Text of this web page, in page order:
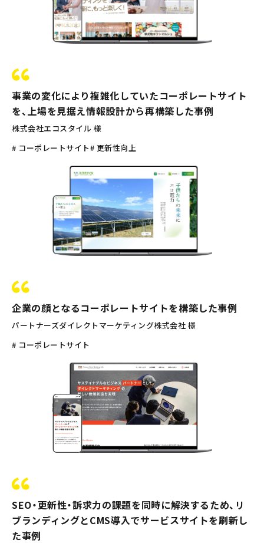
事業の変化により複雑化していたコーポレートサイト
を、上場を見据え情報設計から再構築した事例
株式会社エコスタイル 様
# コーポレートサイト# 更新性向上
企業の顔となるコーポレートサイトを構築した事例
パートナーズダイレクトマーケティング株式会社 様
# コーポレートサイト
SEO・更新性・訴求力の課題を同時に解決するため、リ
ブランディングとCMS導入でサービスサイトを刷新し
た事例